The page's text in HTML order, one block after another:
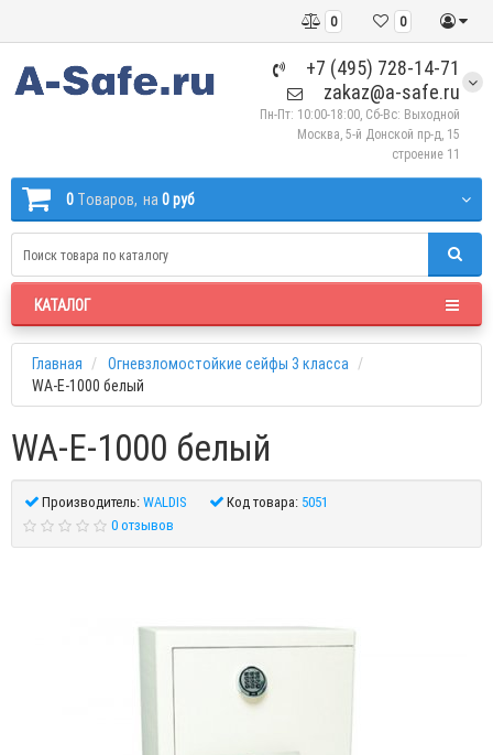
0
0
+7 (495) 728-14-71
zakaz@a-safe.ru
Пн-Пт: 10:00-18:00, Сб-Вс: Выходной
Москва, 5-й Донской пр-д, 15
строение 11
0 Tоваров, на 0 руб
КАТАЛОГ
Главная
Огневзломостойкие сейфы 3 класса
WA-E-1000 белый
WA-E-1000 белый
Производитель:WALDIS Код товара: 5051
0 отзывов